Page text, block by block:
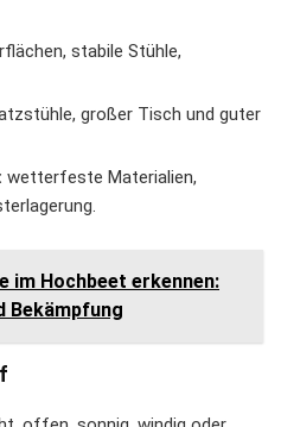
stabile Stühle,
großer Tisch und guter
wetterfeste Materialien,
im Hochbeet erkennen:
Bekämpfung